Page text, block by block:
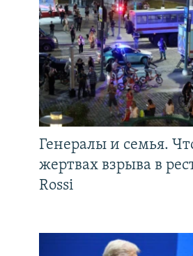
Генералы и семья.
жертвах взрыва в
Rossi